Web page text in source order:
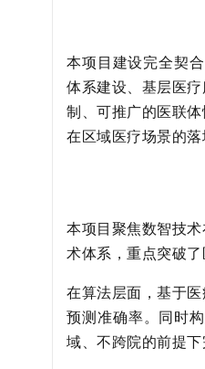
本项目建设完全契
体系建设、基层医
制、可推广的医联
在区域医疗场景的落
本项目聚焦数智技
术体系，重点突破了
在算法层面，基于
预测准确率。同时
域、不跨院的前提